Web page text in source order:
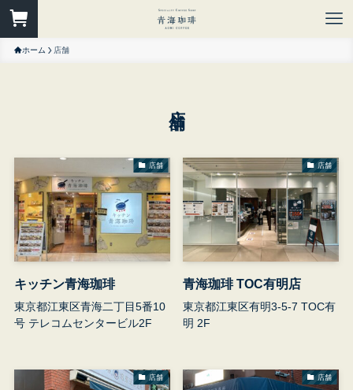
ホーム 店舗
店舗
キッチン青海珈琲
東京都江東区青海二丁目5番10
号 テレコムセンタービル2F
店舗
青海珈琲 TOC有明店
東京都江東区有明3-5-7 TOC有
明 2F
店舗 店舗